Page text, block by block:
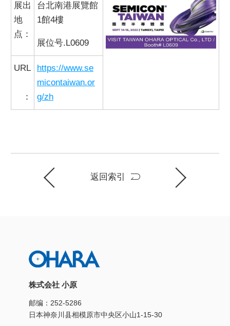
展出
地
点：
台北南港展覽館
1館4樓
展位号.L0609
URL
：
https://www.se
micontaiwan.or
g/zh
返回索引
株式会社 小原
邮编：252-5286
日本神奈川县相模原市中央区小山1-15-30